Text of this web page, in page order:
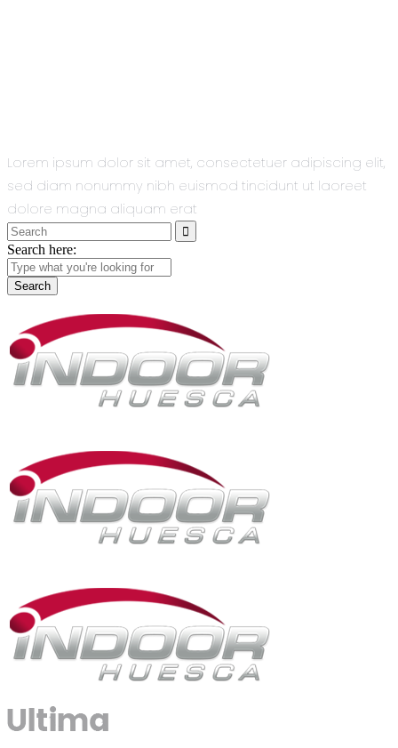
Lorem ipsum dolor sit amet, consectetuer adipiscing elit,
sed diam nonummy nibh euismod tincidunt ut laoreet
dolore magna aliquam erat
Search
for:
Search here: